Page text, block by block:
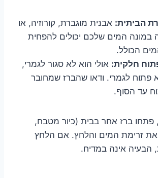
הביתית: אבנית מוגברת, קורוזיה, או
במונה המים שלכם יכולים להפחית
הכולל.
חלקית: אולי הוא לא סגור לגמרי,
פתוח לגמרי. ודאו שהברז שמחובר
עד הסוף.
פתחו ברז אחר בבית (כיור מטבח,
את זרימת המים והלחץ. אם הלחץ
הבעיה אינה במדיח.